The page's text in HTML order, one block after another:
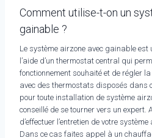
Comment utilise-t-on un
gainable ?
Le système airzone avec gainable
l’aide d’un thermostat central qui
fonctionnement souhaité et de régler
avec des thermostats disposés dans
pour toute installation de système
conseillé de se tourner vers un expert.
d’effectuer l’entretien de votre
Dans ce cas faites appel à un